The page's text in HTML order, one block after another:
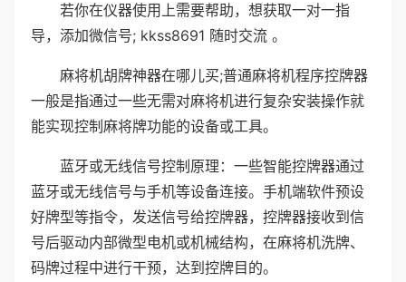
若你在仪器使用上需要帮助，想获取一对一指
导，添加微信号; kkss8691 随时交流 。
麻将机胡牌神器在哪儿买;普通麻将机程序控牌器
一般是指通过一些无需对麻将机进行复杂安装操作就
能实现控制麻将牌功能的设备或工具。
蓝牙或无线信号控制原理：一些智能控牌器通过
蓝牙或无线信号与手机等设备连接。手机端软件预设
好牌型等指令，发送信号给控牌器，控牌器接收到信
号后驱动内部微型电机或机械结构，在麻将机洗牌、
码牌过程中进行干预，达到控牌目的。